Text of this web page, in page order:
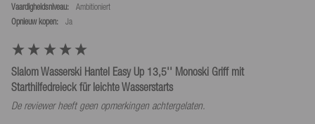
Vaardigheidsniveau:
Ambitioniert
Opnieuw kopen:
ja
Slalom Wasserski Hantel Easy Up 13,5'' Monoski Griff mit
Starthilfedreieck für leichte Wasserstarts
De reviewer heeft geen opmerkingen achtergelaten.